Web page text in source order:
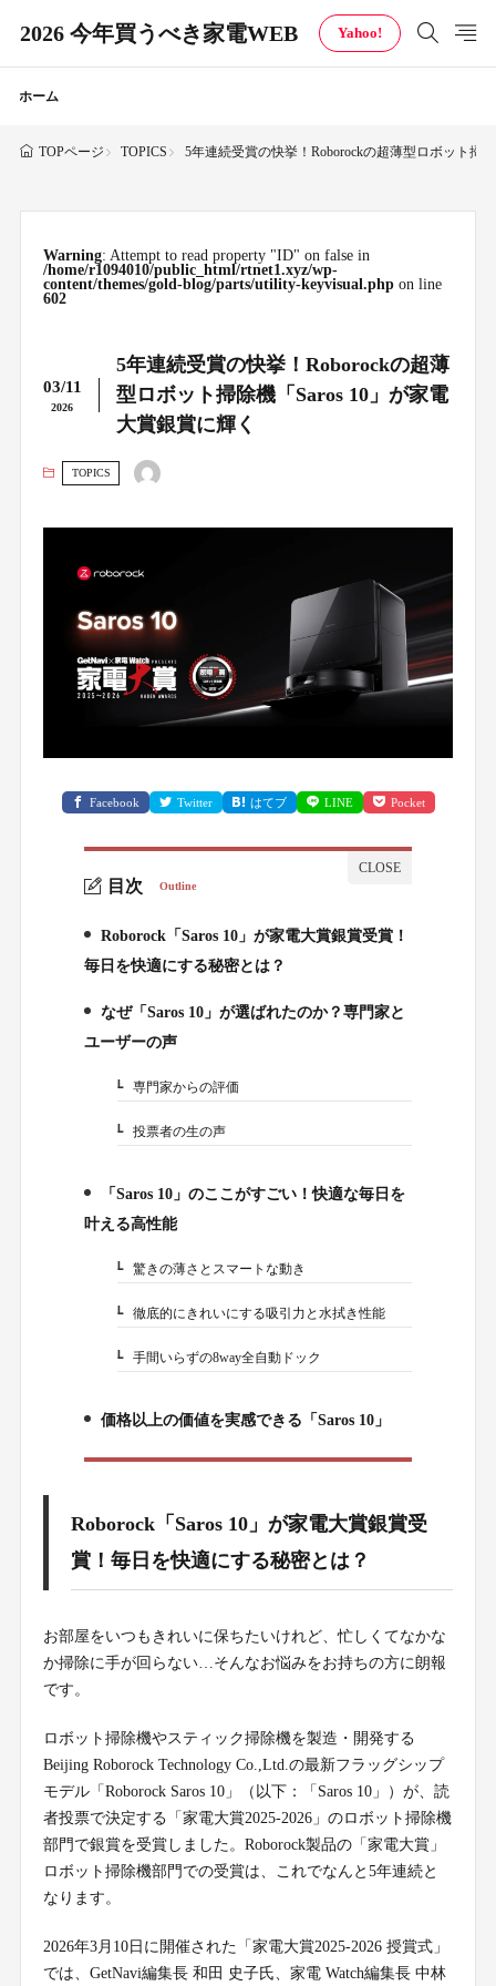
2026 今年買うべき家電WEB Yahoo!
ホーム
TOPページ TOPICS 5年連続受賞の快挙！Roborockの超薄型ロボット掃
Warning: Attempt to read property "ID" on false in
/home/r1094010/public_html/rtnet1.xyz/wp-
content/themes/gold-blog/parts/utility-keyvisual.phpon line
602
03/11
2026
5年連続受賞の快挙！Roborockの超薄
型ロボット掃除機「Saros 10」が家電
大賞銀賞に輝く
TOPICS
Facebook Twitter はてブ LINE Pocket
目次 Outline
1.
Roborock「Saros 10」が家電大賞銀賞受賞！
毎日を快適にする秘密とは？
なぜ「Saros 10」が選ばれたのか？専門家と
ユーザーの声
2-1.専門家からの評価
2-2.投票者の生の声
「Saros 10」のここがすごい！快適な毎日を
叶える高性能
3-1.驚きの薄さとスマートな動き
3-2.徹底的にきれいにする吸引力と水拭き性能
3-3.手間いらずの8way全自動ドック
価格以上の価値を実感できる「Saros 10」
Roborock「Saros 10」が家電大賞銀賞受
賞！毎日を快適にする秘密とは？
お部屋をいつもきれいに保ちたいけれど、忙しくてなかな
か掃除に手が回らない…そんなお悩みをお持ちの方に朗報
です。
ロボット掃除機やスティック掃除機を製造・開発する
Beijing Roborock Technology Co.,Ltd.の最新フラッグシップ
モデル「Roborock Saros 10」（以下：「Saros 10」）が、読
者投票で決定する「家電大賞2025-2026」のロボット掃除機
部門で銀賞を受賞しました。Roborock製品の「家電大賞」
ロボット掃除機部門での受賞は、これでなんと5年連続と
なります。
2026年3月10日に開催された「家電大賞2025-2026 授賞式」
では、GetNavi編集長 和田 史子氏、家電 Watch編集長 中林